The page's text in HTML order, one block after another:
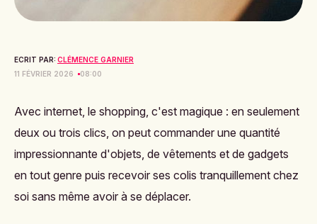
ECRIT PAR: CLÉMENCE GARNIER
11 FÉVRIER 2026
08:00
Avec internet, le shopping, c'est magique : en seulement
deux ou trois clics, on peut commander une quantité
impressionnante d'objets, de vêtements et de gadgets
en tout genre puis recevoir ses colis tranquillement chez
soi sans même avoir à se déplacer.